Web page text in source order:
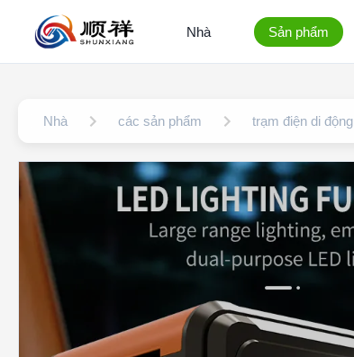
Nhà Sản phẩm
Nhà các sản phẩm trạm điện di động